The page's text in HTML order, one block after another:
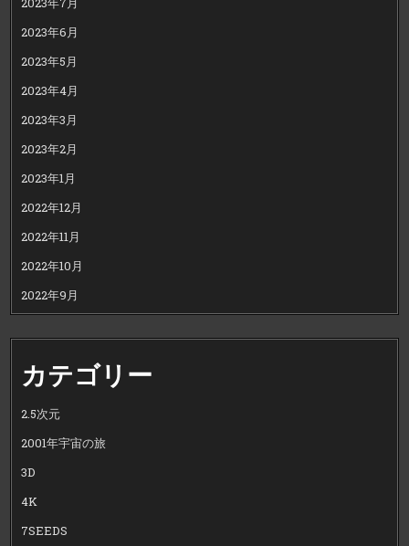
2023年6月
2023年5月
2023年4月
2023年3月
2023年2月
2023年1月
2022年12月
2022年11月
2022年10月
2022年9月
カテゴリー
2.5次元
2001年宇宙の旅
3D
4K
7SEEDS